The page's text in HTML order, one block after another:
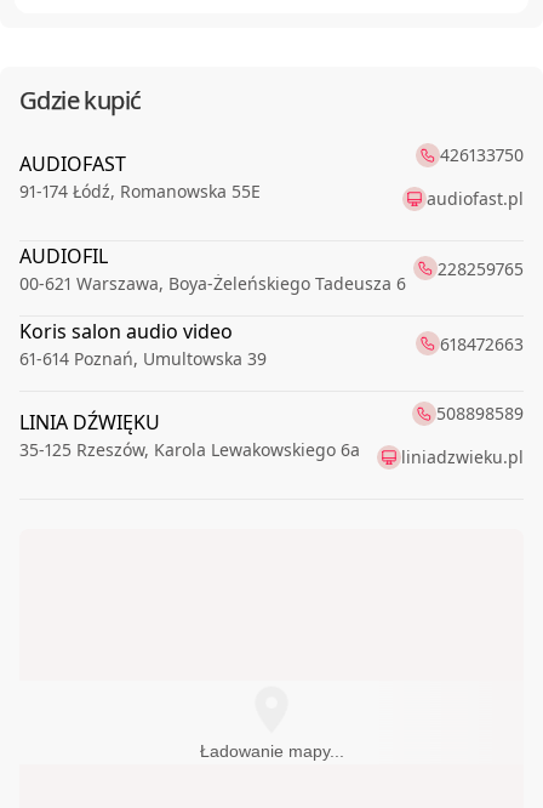
Ładowanie mapy...
Gdzie kupić
AUDIOFAST
91-174 Łódź, Romanowska 55E
426133750
audiofast.pl
AUDIOFIL
00-621 Warszawa, Boya-Żeleńskiego Tadeusza 6
228259765
Koris salon audio video
61-614 Poznań, Umultowska 39
618472663
LINIA DŹWIĘKU
35-125 Rzeszów, Karola Lewakowskiego 6a
508898589
liniadzwieku.pl